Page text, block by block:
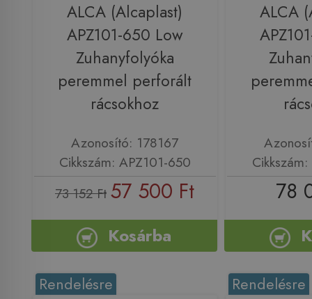
ALCA (Alcaplast)
APZ101-650 Low
Zuhanyfolyóka
peremmel perforált
rácsokhoz
Azonosító: 178167
Cikkszám: APZ101-650
73 152 Ft 57 500 Ft
Kosárba
ALCA
78
Rendelésre Rendelésre